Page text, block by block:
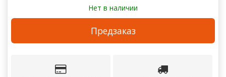
Нет в наличии
Предзаказ